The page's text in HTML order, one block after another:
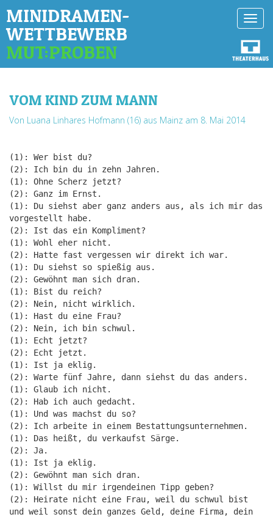
MINIDRAMEN-
WETTBEWERB
MUT:PROBEN
VOM KIND ZUM MANN
Von Luana Linhares Hofmann (16) aus Mainz am 8. Mai 2014
(1): Wer bist du?
(2): Ich bin du in zehn Jahren.
(1): Ohne Scherz jetzt?
(2): Ganz im Ernst.
(1): Du siehst aber ganz anders aus, als ich mir das
vorgestellt habe.
(2): Ist das ein Kompliment?
(1): Wohl eher nicht.
(2): Hatte fast vergessen wir direkt ich war.
(1): Du siehst so spießig aus.
(2): Gewöhnt man sich dran.
(1): Bist du reich?
(2): Nein, nicht wirklich.
(1): Hast du eine Frau?
(2): Nein, ich bin schwul.
(1): Echt jetzt?
(2): Echt jetzt.
(1): Ist ja eklig.
(2): Warte fünf Jahre, dann siehst du das anders.
(1): Glaub ich nicht.
(2): Hab ich auch gedacht.
(1): Und was machst du so?
(2): Ich arbeite in einem Bestattungsunternehmen.
(1): Das heißt, du verkaufst Särge.
(2): Ja.
(1): Ist ja eklig.
(2): Gewöhnt man sich dran.
(1): Willst du mir irgendeinen Tipp geben?
(2): Heirate nicht eine Frau, weil du schwul bist
und weil sonst dein ganzes Geld, deine Firma, dein